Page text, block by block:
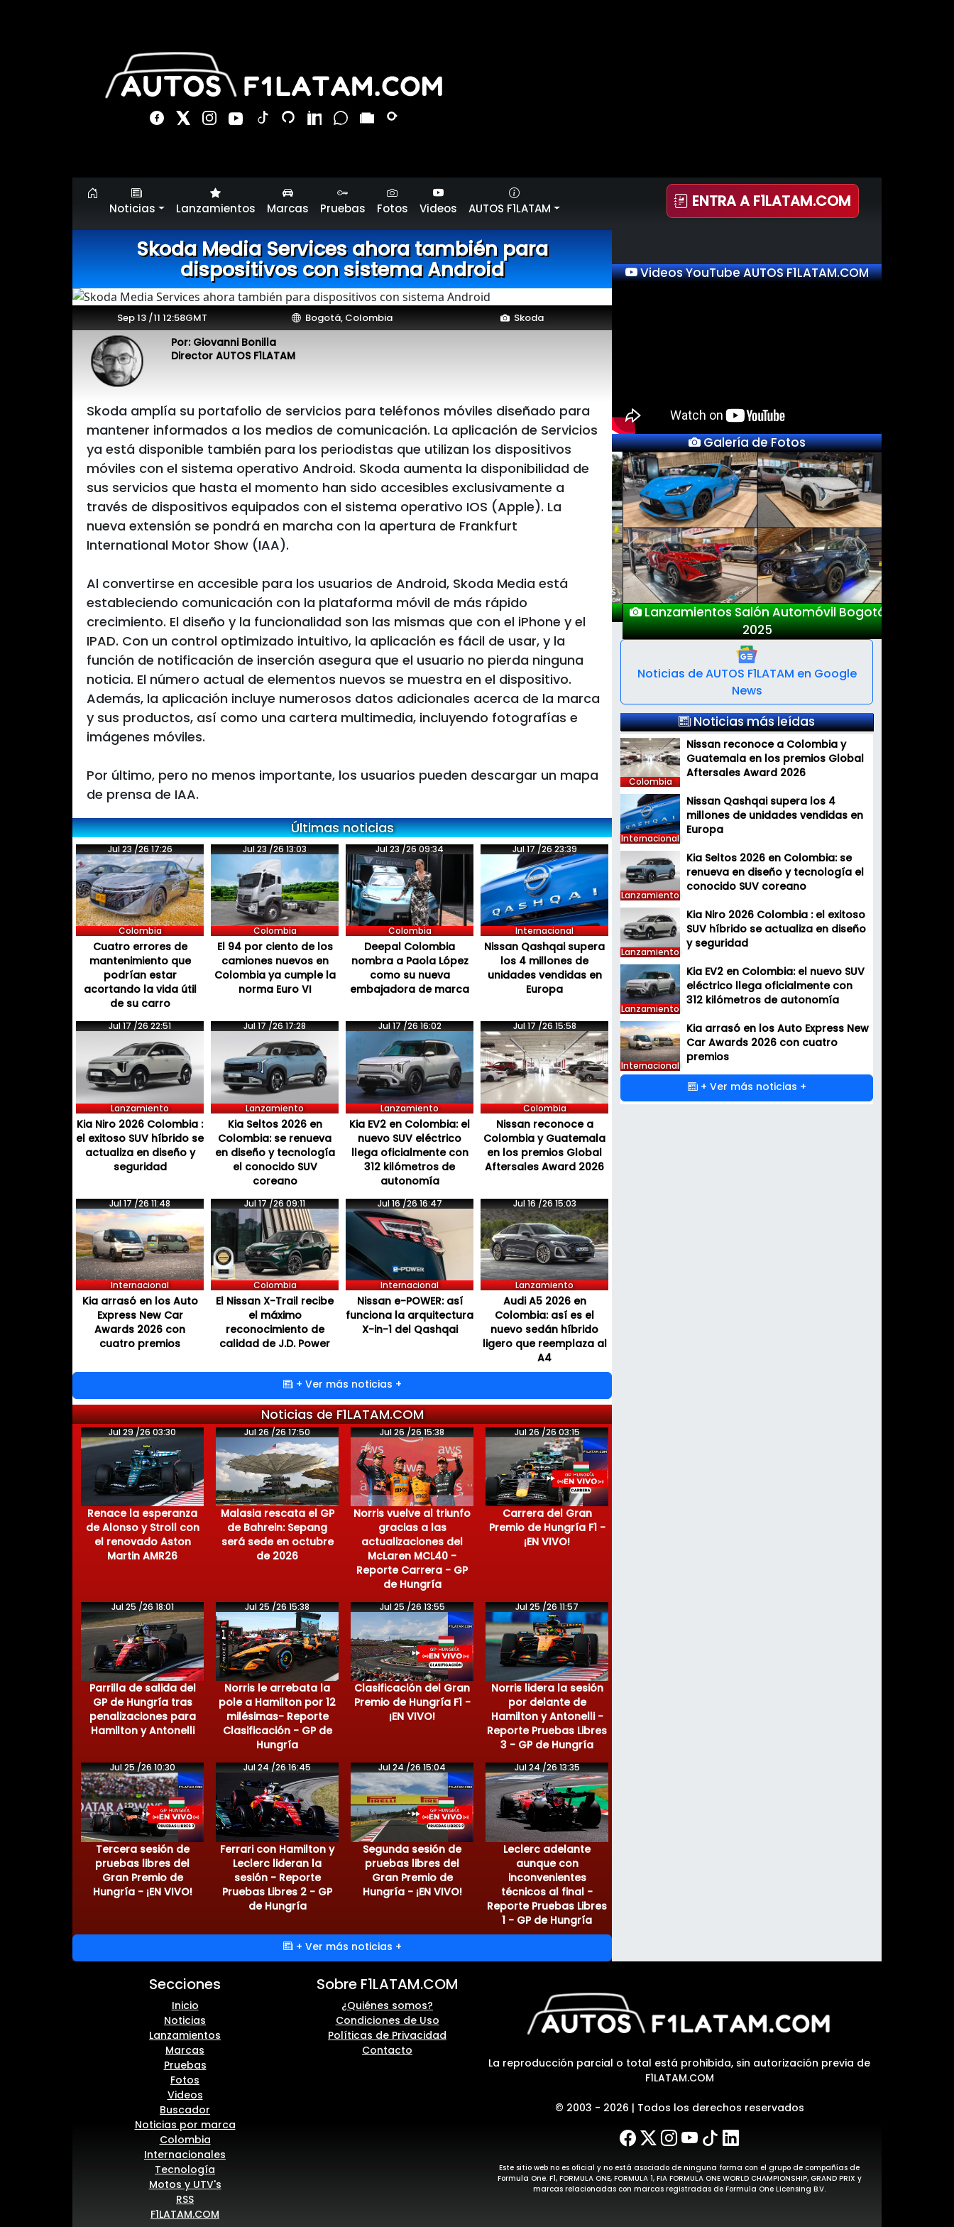
Noticias Lanzamientos Marcas Pruebas Fotos Videos AUTOS F1LATAM ENTRA A F1LATAM.COM
Skoda Media Services ahora también para
dispositivos con sistema Android
Sep 13 /11 12:58GMT Bogotá, Colombia Skoda
Por: Giovanni Bonilla
Director AUTOS F1LATAM
Skoda amplía su portafolio de servicios para teléfonos móviles diseñado para
mantener informados a los medios de comunicación. La aplicación de Servicios
ya está disponible también para los periodistas que utilizan los dispositivos
móviles con el sistema operativo Android. Skoda aumenta la disponibilidad de
sus servicios que hasta el momento han sido accesibles exclusivamente a
través de dispositivos equipados con el sistema operativo IOS (Apple). La
nueva extensión se pondrá en marcha con la apertura de Frankfurt
International Motor Show (IAA).
Al convertirse en accesible para los usuarios de Android, Skoda Media está
estableciendo comunicación con la plataforma móvil de más rápido
crecimiento. El diseño y la funcionalidad son las mismas que con el iPhone y el
IPAD. Con un control optimizado intuitivo, la aplicación es fácil de usar, y la
función de notificación de inserción asegura que el usuario no pierda ninguna
noticia. El número actual de elementos nuevos se muestra en el dispositivo.
Además, la aplicación incluye numerosos datos adicionales acerca de la marca
y sus productos, así como una cartera multimedia, incluyendo fotografías e
imágenes móviles.
Por último, pero no menos importante, los usuarios pueden descargar un mapa
de prensa de IAA.
Últimas noticias
Jul 23 /26 17:26
Colombia
Cuatro errores de
mantenimiento que
podrían estar
acortando la vida útil
de su carro
Jul 23 /26 13:03
Colombia
El 94 por ciento de los
camiones nuevos en
Colombia ya cumple la
norma Euro VI
Jul 23 /26 09:34
Colombia
Deepal Colombia
nombra a Paola López
como su nueva
embajadora de marca
Jul 17 /26 23:39
Internacional
Nissan Qashqai supera
los 4 millones de
unidades vendidas en
Europa
Jul 17 /26 22:51
Lanzamiento
Kia Niro 2026 Colombia :
el exitoso SUV híbrido se
actualiza en diseño y
seguridad
Jul 17 /26 17:28
Lanzamiento
Kia Seltos 2026 en
Colombia: se renueva
en diseño y tecnología
el conocido SUV
coreano
Jul 17 /26 16:02
Lanzamiento
Kia EV2 en Colombia: el
nuevo SUV eléctrico
llega oficialmente con
312 kilómetros de
autonomía
Jul 17 /26 15:58
Colombia
Nissan reconoce a
Colombia y Guatemala
en los premios Global
Aftersales Award 2026
Jul 17 /26 11:48
Internacional
Kia arrasó en los Auto
Express New Car
Awards 2026 con
cuatro premios
Jul 17 /26 09:11
Colombia
El Nissan X-Trail recibe
el máximo
reconocimiento de
calidad de J.D. Power
Jul 16 /26 16:47
Internacional
Nissan e-POWER: así
funciona la arquitectura
X-in-1 del Qashqai
Jul 16 /26 15:03
Lanzamiento
Audi A5 2026 en
Colombia: así es el
nuevo sedán híbrido
ligero que reemplaza al
A4
+ Ver más noticias +
Videos YouTube AUTOS F1LATAM.COM
Galería de Fotos
Lanzamientos Salón Automóvil Bogotá
2025
Previous Next
Noticias de AUTOS F1LATAM en Google
News
Noticias más leídas
Colombia
Nissan reconoce a Colombia y
Guatemala en los premios Global
Aftersales Award 2026
Internacional
Nissan Qashqai supera los 4
millones de unidades vendidas en
Europa
Lanzamiento
Kia Seltos 2026 en Colombia: se
renueva en diseño y tecnología el
conocido SUV coreano
Lanzamiento
Kia Niro 2026 Colombia : el exitoso
SUV híbrido se actualiza en diseño
y seguridad
Lanzamiento
Kia EV2 en Colombia: el nuevo SUV
eléctrico llega oficialmente con
312 kilómetros de autonomía
Internacional
Kia arrasó en los Auto Express New
Car Awards 2026 con cuatro
premios
+ Ver más noticias +
Noticias de F1LATAM.COM
Jul 29 /26 03:30
Renace la esperanza
de Alonso y Stroll con
el renovado Aston
Martin AMR26
Jul 26 /26 17:50
Malasia rescata el GP
de Bahrein: Sepang
será sede en octubre
de 2026
Jul 26 /26 15:38
Norris vuelve al triunfo
gracias a las
actualizaciones del
McLaren MCL40 -
Reporte Carrera - GP
de Hungría
Jul 26 /26 03:15
Carrera del Gran
Premio de Hungría F1 -
¡EN VIVO!
Jul 25 /26 18:01
Parrilla de salida del
GP de Hungría tras
penalizaciones para
Hamilton y Antonelli
Jul 25 /26 15:38
Norris le arrebata la
pole a Hamilton por 12
milésimas- Reporte
Clasificación - GP de
Hungría
Jul 25 /26 13:55
Clasificación del Gran
Premio de Hungría F1 -
¡EN VIVO!
Jul 25 /26 11:57
Norris lidera la sesión
por delante de
Hamilton y Antonelli -
Reporte Pruebas Libres
3 - GP de Hungría
Jul 25 /26 10:30
Tercera sesión de
pruebas libres del
Gran Premio de
Hungría - ¡EN VIVO!
Jul 24 /26 16:45
Ferrari con Hamilton y
Leclerc lideran la
sesión - Reporte
Pruebas Libres 2 - GP
de Hungría
Jul 24 /26 15:04
Segunda sesión de
pruebas libres del
Gran Premio de
Hungría - ¡EN VIVO!
Jul 24 /26 13:35
Leclerc adelante
aunque con
inconvenientes
técnicos al final -
Reporte Pruebas Libres
1 - GP de Hungría
+ Ver más noticias +
Secciones
Inicio
Noticias
Lanzamientos
Marcas
Pruebas
Fotos
Videos
Buscador
Noticias por marca
Colombia
Internacionales
Tecnología
Motos y UTV's
RSS
F1LATAM.COM
Sobre F1LATAM.COM
¿Quiénes somos?
Condiciones de Uso
Políticas de Privacidad
Contacto
La reproducción parcial o total está prohibida, sin autorización previa de
F1LATAM.COM
© 2003 - 2026 | Todos los derechos reservados
Este sitio web no es oficial y no está asociado de ninguna forma con el grupo de compañías de
Formula One. F1, FORMULA ONE, FORMULA 1, FIA FORMULA ONE WORLD CHAMPIONSHIP, GRAND PRIX y
marcas relacionadas con marcas registradas de Formula One Licensing B.V.